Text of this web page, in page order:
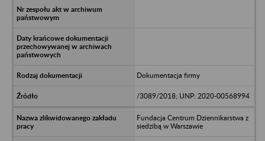
Dokumentacja firmy
/3089/2018; UNP: 2020-00568994
Fundacja Centrum Dziennikarstwa z
siedzibą w Warszawie